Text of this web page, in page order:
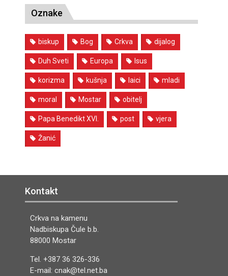
Oznake
biskup Bog Crkva dijalog
Duh Sveti Europa Isus
korizma kušnja laici mladi
moral Mostar obitelj
Papa Benedikt XVI. post vjera
Žanić
Kontakt
Crkva na kamenu
Nadbiskupa Čule b.b.
88000 Mostar
Tel. +387 36 326-336
E-mail: cnak@tel.net.ba